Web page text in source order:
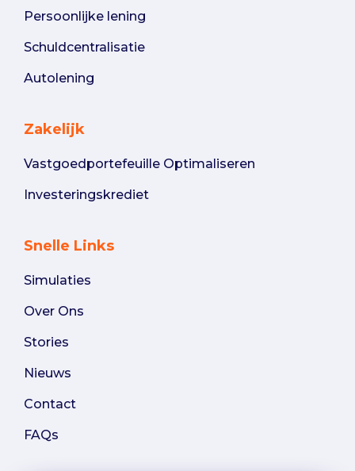
Persoonlijke lening
Schuldcentralisatie
Autolening
Zakelijk
Vastgoedportefeuille Optimaliseren
Investeringskrediet
Snelle Links
Simulaties
Over Ons
Stories
Nieuws
Contact
FAQs